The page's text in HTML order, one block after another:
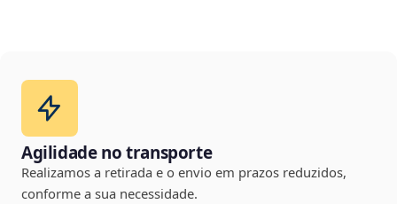
Agilidade no transporte
Realizamos a retirada e o envio em prazos reduzidos,
conforme a sua necessidade.